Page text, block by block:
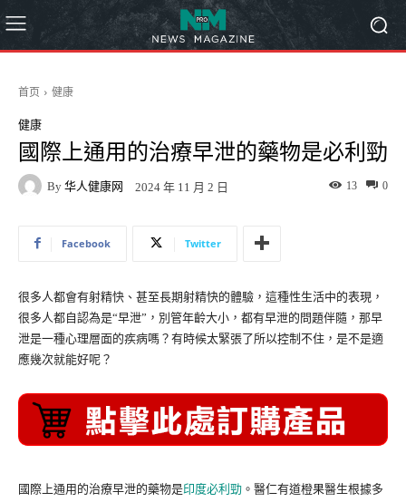
首页 健康
健康
國際上通用的治療早泄的藥物是必利勁
By 华人健康网 2024 年 11 月 2 日 0
13
Facebook Twitter
很多人都會有射精快、甚至長期射精快的體驗，這種性生活中的表現，
很多人都自認為是“早泄”，別管年齡大小，都有早泄的問題伴隨，那早
泄是一種心理層面的疾病嗎？有時候太緊張了所以控制不住，是不是適
應幾次就能好呢？
國際上通用的治療早泄的藥物是印度必利勁 。醫仁有道橙果醫生根據多